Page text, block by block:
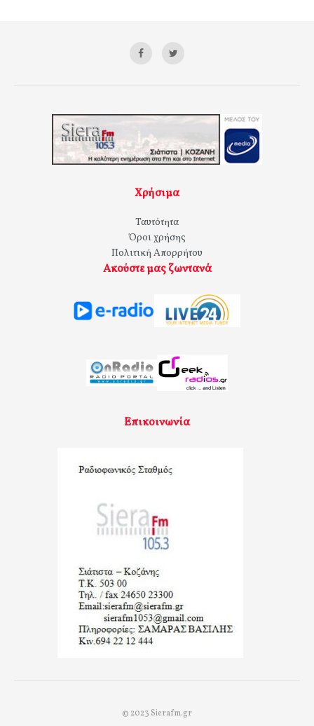
Χρήσιμα
Ταυτότητα
Όροι χρήσης
Πολιτική Απορρήτου
Ακούστε μας ζωντανά
Επικοινωνία
© 2023 Sierafm.gr